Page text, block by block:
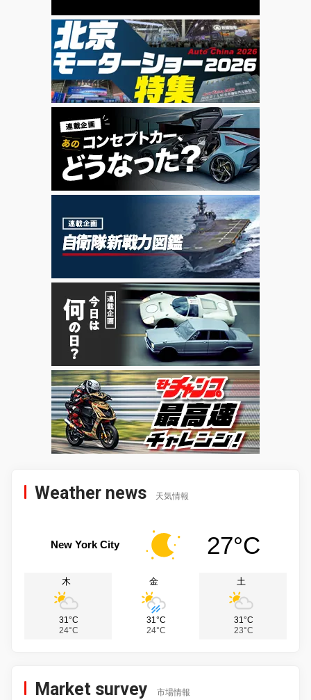
Weather news 天気情報
New York City 27°C
木
31°C
24°C
金
31°C
24°C
土
31°C
23°C
Market survey 市場情報